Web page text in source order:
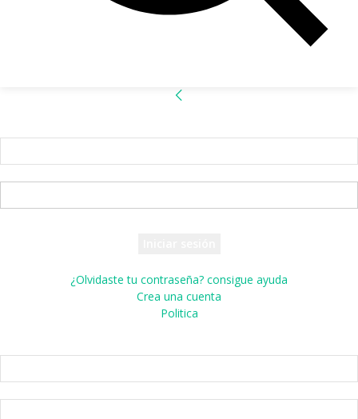
¿Olvidaste tu contraseña? consigue ayuda
Crea una cuenta
Politica